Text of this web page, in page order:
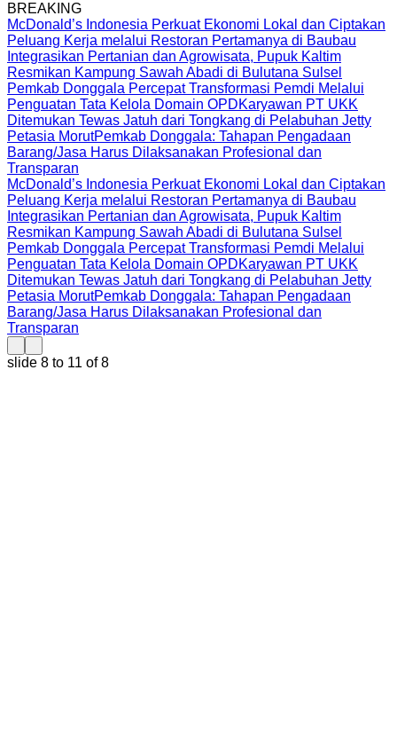
BREAKING
McDonald’s Indonesia Perkuat Ekonomi Lokal dan Ciptakan
Peluang Kerja melalui Restoran Pertamanya di Baubau
Integrasikan Pertanian dan Agrowisata, Pupuk Kaltim
Resmikan Kampung Sawah Abadi di Bulutana Sulsel
Pemkab Donggala Percepat Transformasi Pemdi Melalui
Penguatan Tata Kelola Domain OPDKaryawan PT UKK
Ditemukan Tewas Jatuh dari Tongkang di Pelabuhan Jetty
Petasia MorutPemkab Donggala: Tahapan Pengadaan
Barang/Jasa Harus Dilaksanakan Profesional dan
Transparan
McDonald’s Indonesia Perkuat Ekonomi Lokal dan Ciptakan
Peluang Kerja melalui Restoran Pertamanya di Baubau
Integrasikan Pertanian dan Agrowisata, Pupuk Kaltim
Resmikan Kampung Sawah Abadi di Bulutana Sulsel
Pemkab Donggala Percepat Transformasi Pemdi Melalui
Penguatan Tata Kelola Domain OPDKaryawan PT UKK
Ditemukan Tewas Jatuh dari Tongkang di Pelabuhan Jetty
Petasia MorutPemkab Donggala: Tahapan Pengadaan
Barang/Jasa Harus Dilaksanakan Profesional dan
Transparan
slide 8 to 11 of 8